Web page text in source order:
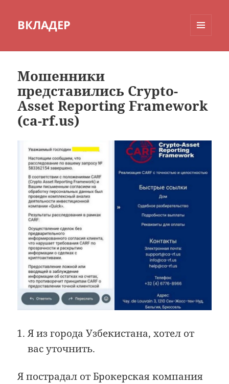
ВКЛАДЕР
Мошенники
представились Crypto-
Asset Reporting Framework
(ca-rf.us)
Я из города Узбекистана, хотел от
вас уточнить.
Я пострадал от Брокерская компания